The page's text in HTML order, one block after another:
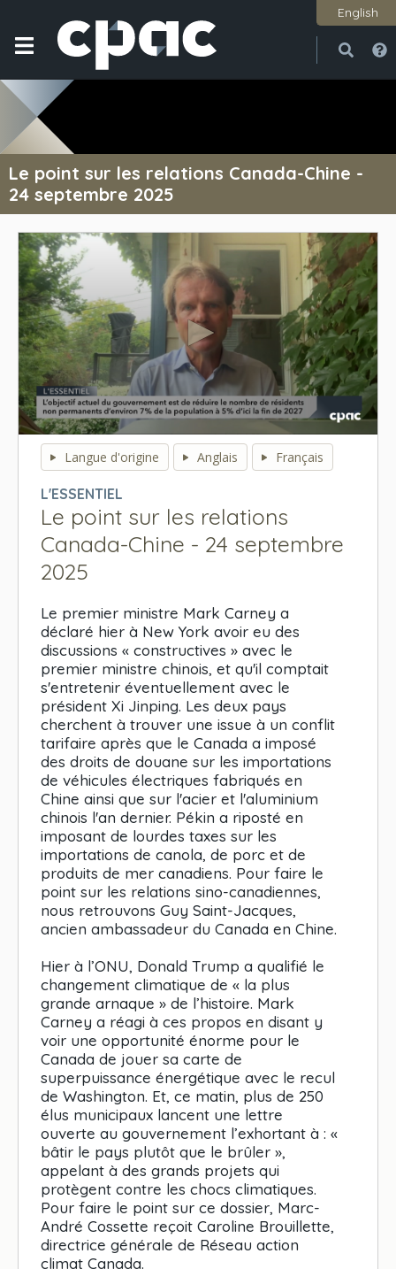
English
Le point sur les relations Canada-Chine -
24 septembre 2025
seconds
seconds
Langue d'origine Anglais Français
L'ESSENTIEL
Le point sur les relations
Canada-Chine - 24 septembre
2025
Le premier ministre Mark Carney a
déclaré hier à New York avoir eu des
discussions « constructives » avec le
premier ministre chinois, et qu'il comptait
s'entretenir éventuellement avec le
président Xi Jinping. Les deux pays
cherchent à trouver une issue à un conflit
tarifaire après que le Canada a imposé
des droits de douane sur les importations
de véhicules électriques fabriqués en
Chine ainsi que sur l'acier et l'aluminium
chinois l'an dernier. Pékin a riposté en
imposant de lourdes taxes sur les
importations de canola, de porc et de
produits de mer canadiens. Pour faire le
point sur les relations sino-canadiennes,
nous retrouvons Guy Saint-Jacques,
ancien ambassadeur du Canada en Chine.
Hier à l’ONU, Donald Trump a qualifié le
changement climatique de « la plus
grande arnaque » de l’histoire. Mark
Carney a réagi à ces propos en disant y
voir une opportunité énorme pour le
Canada de jouer sa carte de
superpuissance énergétique avec le recul
de Washington. Et, ce matin, plus de 250
élus municipaux lancent une lettre
ouverte au gouvernement l’exhortant à : «
bâtir le pays plutôt que le brûler »,
appelant à des grands projets qui
protègent contre les chocs climatiques.
Pour faire le point sur ce dossier, Marc-
André Cossette reçoit Caroline Brouillette,
directrice générale de Réseau action
climat Canada.